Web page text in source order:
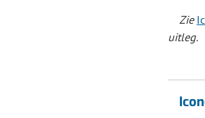
Zie
uitleg.